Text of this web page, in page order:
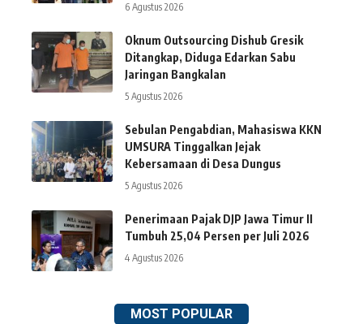
6 Agustus 2026
Oknum Outsourcing Dishub Gresik
Ditangkap, Diduga Edarkan Sabu
Jaringan Bangkalan
5 Agustus 2026
Sebulan Pengabdian, Mahasiswa KKN
UMSURA Tinggalkan Jejak
Kebersamaan di Desa Dungus
5 Agustus 2026
Penerimaan Pajak DJP Jawa Timur II
Tumbuh 25,04 Persen per Juli 2026
4 Agustus 2026
MOST POPULAR